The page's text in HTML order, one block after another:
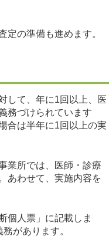
の準備も進めます。
して、年に1回以上、医
務づけられています
合は半年に1回以上の実
業所では、医師・診療
あわせて、実施内容を
個人票」に記載しま
があります。